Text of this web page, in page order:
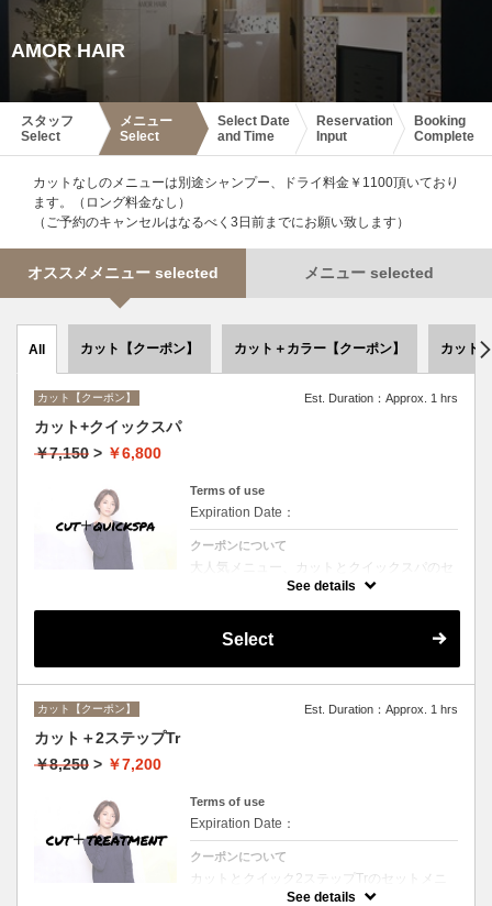
AMOR HAIR
スタッフ
Select
メニュー
Select
Select Date
and Time
Reservation
Input
Booking
Complete
カットなしのメニューは別途シャンプー、ドライ料金￥1100頂いており
ます。（ロング料金なし）
（ご予約のキャンセルはなるべく3日前までにお願い致します）
オススメメニュー selected メニュー selected
All カット【クーポン】 カット＋カラー【クーポン】 カット
カット【クーポン】 Est. Duration：Approx. 1 hrs
カット+クイックスパ
￥7,150 > ￥6,800
Terms of use
Expiration Date：
クーポンについて
大人気メニュー、カットとクイックスパのセ
ットメニュー。本場バリ式クイックスパで頭
See details
Select
カット【クーポン】 Est. Duration：Approx. 1 hrs
カット＋2ステップTr
￥8,250 > ￥7,200
Terms of use
Expiration Date：
クーポンについて
カットとクイック2ステップTrのセットメニ
ュー☆シャンプー、ブロー付。ロング料金な
See details